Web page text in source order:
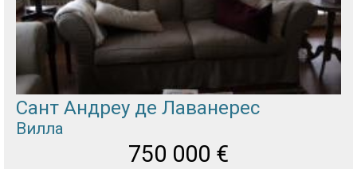
Сант Андреу де Лаванерес
Вилла
750 000 €